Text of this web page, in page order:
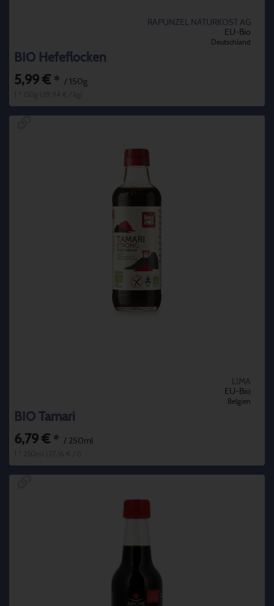
RAPUNZEL NATURKOST AG
EU-Bio
Deutschland
BIO Hefeflocken
5,99 € * / 150g
LIMA
EU-Bio
Belgien
BIO Tamari
6,79 € * / 250ml